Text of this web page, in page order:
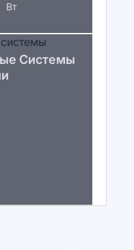
Вт
Системы